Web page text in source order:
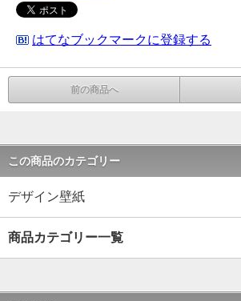
はてなブックマークに登録する
前の商品へ
この商品のカテゴリー
デザイン壁紙
商品カテゴリー一覧